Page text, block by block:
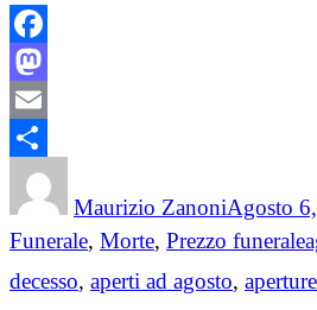
Facebook
Mastodon
Email
Condividi
Maurizio Zanoni
on
Agosto
Funerale, Morte, Prezzo funerale
decesso, aperti ad agosto,